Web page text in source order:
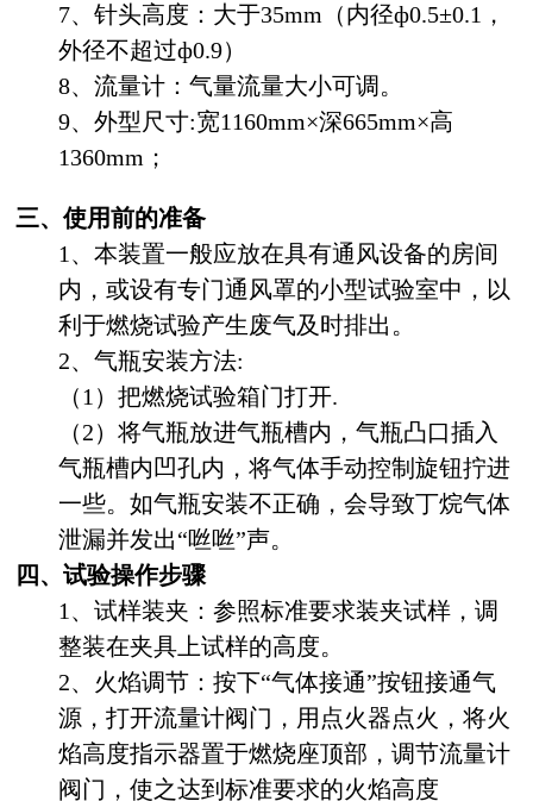
7、针头高度：大于35mm（内径ф0.5±0.1，
外径不超过ф0.9）
8、流量计：气量流量大小可调。
9、外型尺寸:宽1160mm×深665mm×高
1360mm；
三、使用前的准备
1、本装置一般应放在具有通风设备的房间
内，或设有专门通风罩的小型试验室中，以
利于燃烧试验产生废气及时排出。
2、气瓶安装方法:
（1）把燃烧试验箱门打开.
（2）将气瓶放进气瓶槽内，气瓶凸口插入
气瓶槽内凹孔内，将气体手动控制旋钮拧进
一些。如气瓶安装不正确，会导致丁烷气体
泄漏并发出“咝咝”声。
四、试验操作步骤
1、试样装夹：参照标准要求装夹试样，调
整装在夹具上试样的高度。
2、火焰调节：按下“气体接通”按钮接通气
源，打开流量计阀门，用点火器点火，将火
焰高度指示器置于燃烧座顶部，调节流量计
阀门，使之达到标准要求的火焰高度